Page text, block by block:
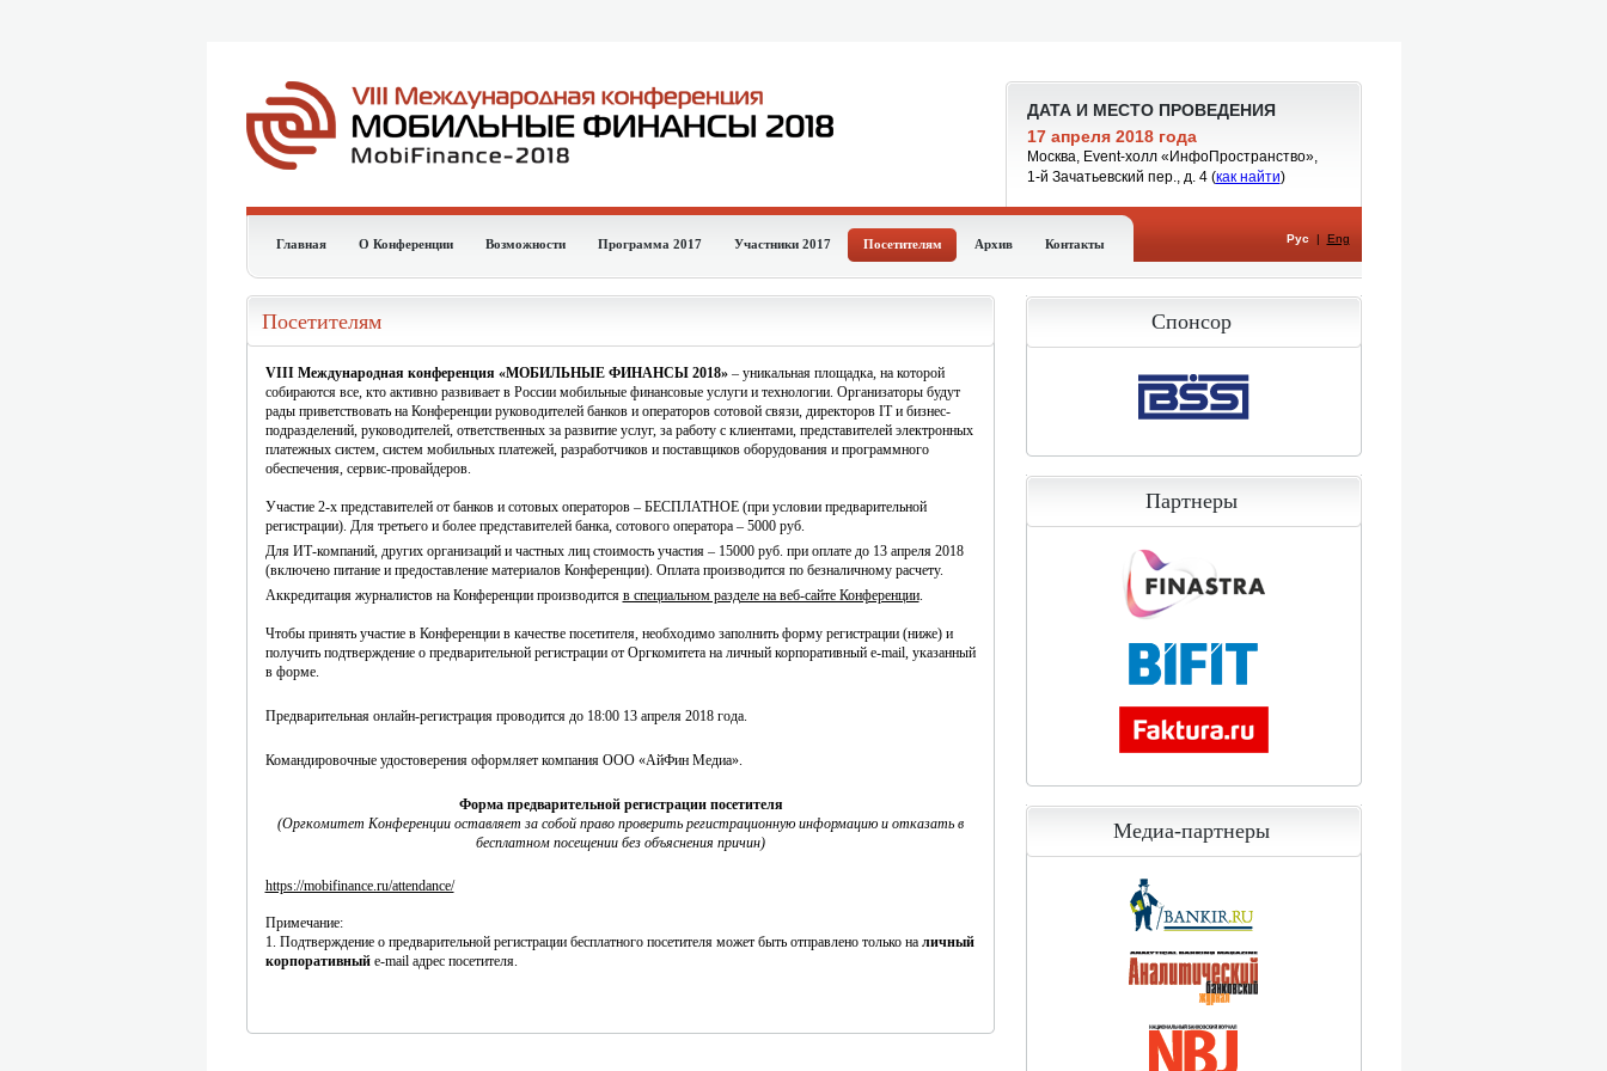
ДАТА И МЕСТО ПРОВЕДЕНИЯ
17 апреля 2018 года
Москва, Event-холл «ИнфоПространство»,
1-й Зачатьевский пер., д. 4 (как найти)
Главная О Конференции Возможности Программа 2017 Участники 2017 Посетителям Архив Контакты Рус | Eng
Посетителям
VIII Международная конференция «МОБИЛЬНЫЕ ФИНАНСЫ 2018» –уникальная площадка, на которой
собираются все, кто активно развивает в России мобильные финансовые услуги и технологии. Организаторы будут
рады приветствовать на Конференции руководителей банков и операторов сотовой связи, директоров IT и бизнес-
подразделений, руководителей, ответственных за развитие услуг, за работу с клиентами, представителей электронных
платежных систем, систем мобильных платежей, разработчиков и поставщиков оборудования и программного
обеспечения, сервис-провайдеров.
Участие 2-х представителей от банков и сотовых операторов– БЕСПЛАТНОЕ (при условии предварительной
регистрации). Для третьего и более представителей банка, сотового оператора – 5000 руб.
Для ИТ-компаний, других организаций и частных лиц стоимость участия – 15000 руб. при оплате до 13 апреля 2018
(включено питание и предоставление материалов Конференции). Оплата производится по безналичному расчету.
Аккредитация журналистовна Конференции производится в специальном разделе на веб-сайте Конференции.
Чтобы принять участие в Конференции в качестве посетителя, необходимо заполнить форму регистрации (ниже) и
получить подтверждение о предварительной регистрации от Оргкомитетана личный корпоративный e-mail, указанный
в форме.
Предварительная онлайн-регистрация проводитсядо 18:00 13 апреля 2018 года.
Командировочные удостоверения оформляет компания ООО «АйФин Медиа».
Форма предварительной регистрации посетителя
(Оргкомитет Конференции оставляет за собой право проверить регистрационную информацию и отказать в
бесплатном посещении без объяснения причин)
https://mobifinance.ru/attendance/
Примечание:
1. Подтверждение о предварительной регистрации бесплатного посетителя может быть отправлено только на личный
корпоративныйe-mail адрес посетителя.
Спонсор
Партнеры
Медиа-партнеры